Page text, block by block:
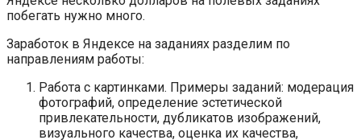
побегать нужно много.
Заработок в Яндексе на заданиях разделим по
направлениям работы:
Работа с картинками. Примеры заданий: модерация
фотографий, определение эстетической
привлекательности, дубликатов изображений,
визуального качества, оценка их качества,